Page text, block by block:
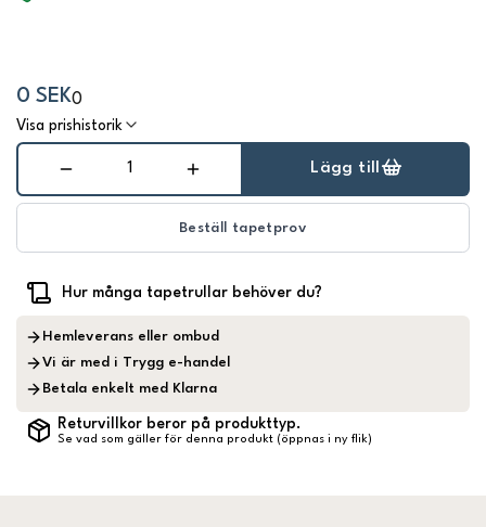
0 SEK0
Visa prishistorik
Lägg till
Beställ tapetprov
Hur många tapetrullar behöver du?
Hemleverans eller ombud
Vi är med i Trygg e-handel
Betala enkelt med Klarna
Returvillkor beror på produkttyp.
Se vad som gäller för denna produkt (öppnas i ny flik)